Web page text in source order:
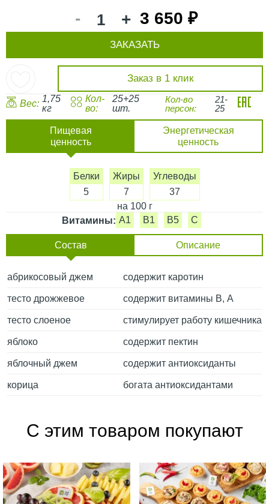
- + 3 650 ₽
Заказ в 1 клик
ЗАКАЗАТЬ
Вес: 1,75
кг
Кол-
во:
25+25
шт.
Кол-во
персон:
21-
25
Пищевая
ценность
Энергетическая
ценность
Белки
5
Жиры
7
Углеводы
37
на 100 г
Витамины: A1 B1 B5 C
Состав Описание
абрикосовый джем содержит каротин
тесто дрожжевое содержит витамины В, А
тесто слоеное стимулирует работу кишечника
яблоко содержит пектин
яблочный джем содержит антиоксиданты
корица богата антиоксидантами
С этим товаром покупают